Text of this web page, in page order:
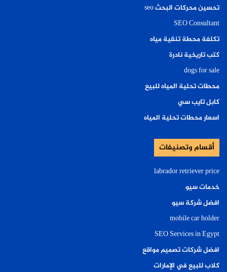
تحسين محركات البحث seo
SEO Consultant
تكلفة محطة تنقية مياه
كتب تاريخية نادرة
dogs for sale
محطات تحلية المياه للبيع
كابل تايب سي
اسعار محطات تحلية المياه
أقسام وتصنيفات
labrador retriever price
خدمات سيو
افضل شركة سيو
mobile car holder
SEO Services in Egypt
افضل شركات تصميم مواقع
كلاب للبيع في الإمارات